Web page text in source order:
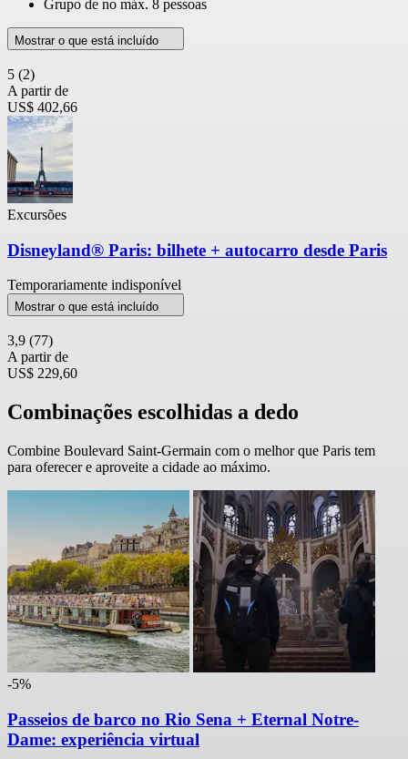
Grupo de no máx. 8 pessoas
Mostrar o que está incluído
5 (2)
A partir de
US$ 402,66
Excursões
Disneyland® Paris: bilhete + autocarro desde Paris
Temporariamente indisponível
Mostrar o que está incluído
3,9 (77)
A partir de
US$ 229,60
Combinações escolhidas a dedo
Combine Boulevard Saint-Germain com o melhor que Paris tem
para oferecer e aproveite a cidade ao máximo.
-5%
Passeios de barco no Rio Sena + Eternal Notre-
Dame: experiência virtual